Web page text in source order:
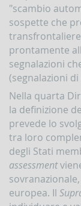
"scambio
sospette che
prontamente
segnalazioni
(segnalazioni
Nella quarta
la definizione
prevede lo
tra loro
degli Stati
assessment
europea. Il